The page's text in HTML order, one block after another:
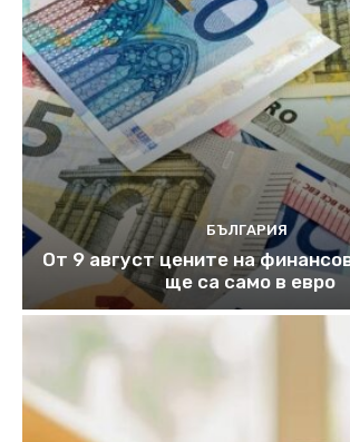
БЪЛГАРИЯ
От 9 август цените на
ще са само в евро